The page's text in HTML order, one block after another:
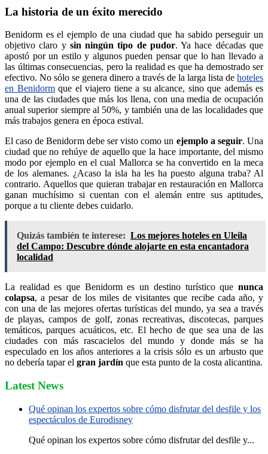
La historia de un éxito merecido
Benidorm es el ejemplo de una ciudad que ha sabido perseguir un
objetivo claro y sin ningún tipo de pudor. Ya hace décadas que
apostó por un estilo y algunos pueden pensar que lo han llevado a
las últimas consecuencias, pero la realidad es que ha demostrado ser
efectivo. No sólo se genera dinero a través de la larga lista de hoteles
en Benidormque el viajero tiene a su alcance, sino que además es
una de las ciudades que más los llena, con una media de ocupación
anual superior siempre al 50%, y también una de las localidades que
más trabajos genera en época estival.
El caso de Benidorm debe ser visto como un ejemplo a seguir. Una
ciudad que no rehúye de aquello que la hace importante, del mismo
modo por ejemplo en el cual Mallorca se ha convertido en la meca
de los alemanes. ¿Acaso la isla ha les ha puesto alguna traba? Al
contrario. Aquellos que quieran trabajar en restauración en Mallorca
ganan muchísimo si cuentan con el alemán entre sus aptitudes,
porque a tu cliente debes cuidarlo.
Quizás también te interese: Los mejores hoteles en Uleila
del Campo: Descubre dónde alojarte en esta encantadora
localidad
La realidad es que Benidorm es un destino turístico que nunca
colapsa, a pesar de los miles de visitantes que recibe cada año, y
con una de las mejores ofertas turísticas del mundo, ya sea a través
de playas, campos de golf, zonas recreativas, discotecas, parques
temáticos, parques acuáticos, etc. El hecho de que sea una de las
ciudades con más rascacielos del mundo y donde más se ha
especulado en los años anteriores a la crisis sólo es un arbusto que
no debería tapar el gran jardín que esta punto de la costa alicantina.
Latest News
Qué opinan los expertos sobre cómo disfrutar del desfile y los
espectáculos de Eurodisney
Qué opinan los expertos sobre cómo disfrutar del desfile y...